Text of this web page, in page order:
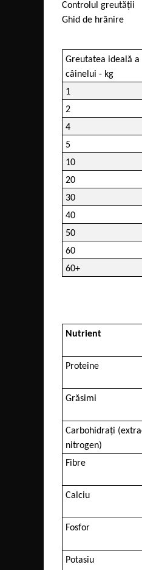
Controlul greutății
Ghid de hrănire
Greutatea ideală a
câinelui - kg
1
2
4
5
10
20
30
40
50
60
60+
Nutrient
Proteine
Grăsimi
Carbohidrați
nitrogen)
Fibre
Calciu
Fosfor
Potasiu